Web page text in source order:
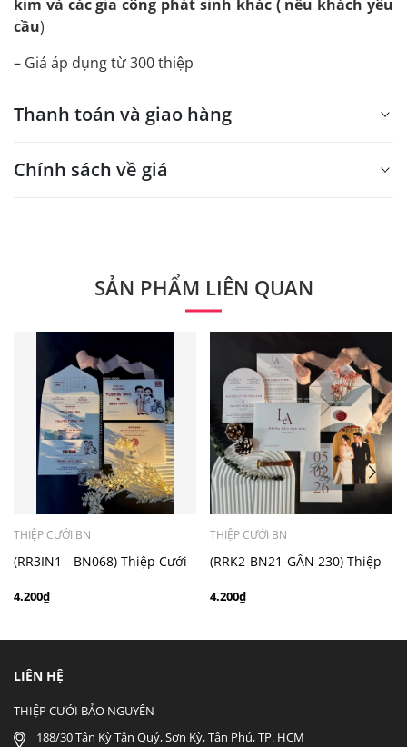
kim và các gia công phát sinh khác ( nếu khách yêu
cầu)
– Giá áp dụng từ 300 thiệp
Thanh toán và giao hàng
Chính sách về giá
Quý khách vui lòng liên hệ để có thông tin chính xác.
- Mẫu dưới 3000 giá chưa bao gồm bản đồ, quý khách
có nhu cầu in bản đồ sẽ có mức phí 300 - 500 đồng 1
thiệp tuỳ chất liệu.
SẢN PHẨM LIÊN QUAN
THIỆP CƯỚI BN
(RR3IN1 - BN068) Thiệp Cưới
4.200₫
THIỆP CƯỚI BN
(RRK2-BN21-GÂN 230) Thiệp
230g
4.200₫
LIÊN HỆ
THIỆP CƯỚI BẢO NGUYÊN
188/30 Tân Kỳ Tân Quý, Sơn Kỳ, Tân Phú, TP. HCM